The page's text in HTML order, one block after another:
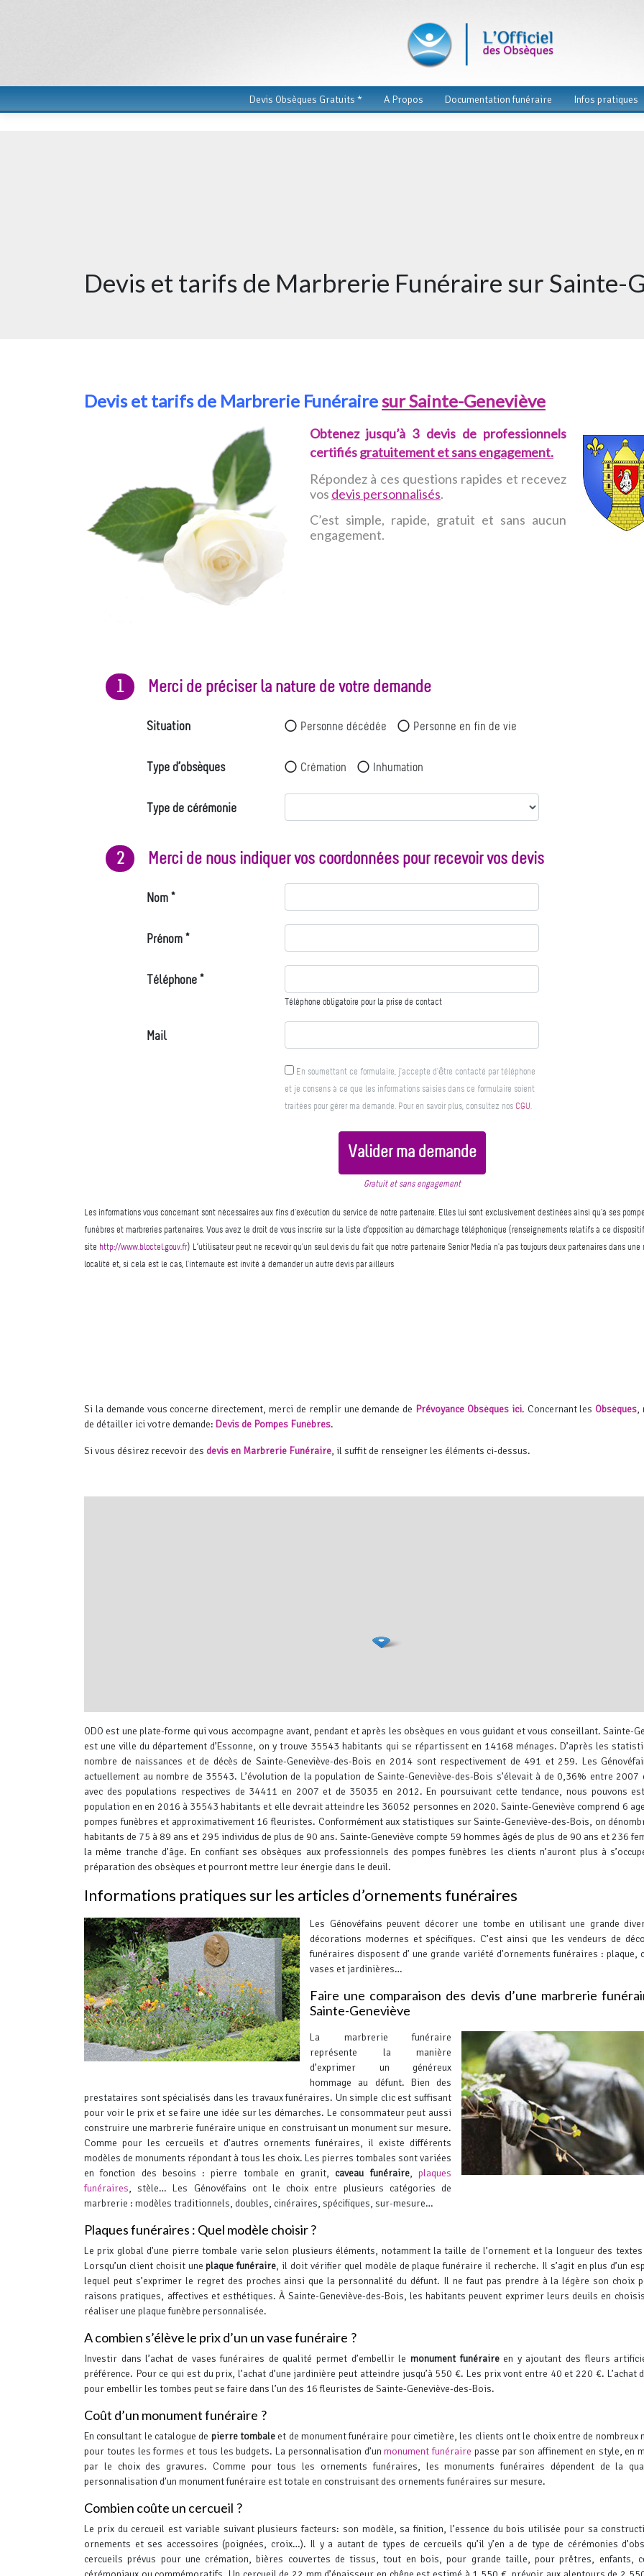
Devis Obsèques Gratuits * A Propos Documentation funéraire Infos pratiques
Devis et tarifs de Marbrerie Funéraire sur Sainte-
Devis et tarifs de Marbrerie Funérairesur Sainte-Geneviève
Obtenez jusqu’à 3 devis de professionnels
certifiésgratuitement et sans engagement.
Répondez à ces questions rapides et recevez
vos devis personnalisés.
C’est simple, rapide, gratuit et sans aucun
engagement.
Si la demande vous concerne directement, merci de remplir une demande de Prévoyance Obsèques ici. Concernant les Obsèques,
de détailler ici votre demande: Devis de Pompes Funèbres.
Si vous désirez recevoir des devis en Marbrerie Funéraire, il suffit de renseigner les éléments ci-dessus.
Leaflet OpenStreetMap
ODO est une plate-forme qui vous accompagne avant, pendant et après les obsèques en vous guidant et vous conseillant. Sainte-
est une ville du département d’Essonne, on y trouve 35543 habitants qui se répartissent en 14168 ménages. D’après les
nombre de naissances et de décès de Sainte-Geneviève-des-Bois en 2014 sont respectivement de 491 et 259. Les
actuellement au nombre de 35543. L’évolution de la population de Sainte-Geneviève-des-Bois s’élevait à de 0,36% entre 2007
avec des populations respectives de 34411 en 2007 et de 35035 en 2012. En poursuivant cette tendance, nous pouvons
population en en 2016 à 35543 habitants et elle devrait atteindre les 36052 personnes en 2020. Sainte-Geneviève comprend 6
pompes funèbres et approximativement 16 fleuristes. Conformément aux statistiques sur Sainte-Geneviève-des-Bois, on
habitants de 75 à 89 ans et 295 individus de plus de 90 ans. Sainte-Geneviève compte 59 hommes âgés de plus de 90 ans et 236
la même tranche d’âge. En confiant ses obsèques aux professionnels des pompes funèbres les clients n’auront plus à
préparation des obsèques et pourront mettre leur énergie dans le deuil.
Informations pratiques sur les articles d’ornements funéraires
Les Génovéfains peuvent décorer une tombe en utilisant une grande
décorations modernes et spécifiques. C’est ainsi que les vendeurs de
funéraires disposent d’ une grande variété d’ornements funéraires : plaque,
vases et jardinières…
Faire une comparaison des devis d’une marbrerie
Sainte-Geneviève
La marbrerie funéraire
représente la manière
d’exprimer un généreux
hommage au défunt. Bien des
prestataires sont spécialisés dans les travaux funéraires. Un simple clic est suffisant
pour voir le prix et se faire une idée sur les démarches. Le consommateur peut aussi
construire une marbrerie funéraire unique en construisant un monument sur mesure.
Comme pour les cercueils et d’autres ornements funéraires, il existe différents
modèles de monuments répondant à tous les choix. Les pierres tombales sont variées
en fonction des besoins : pierre tombale en granit, caveau funéraire,plaques
funéraires, stèle… Les Génovéfains ont le choix entre plusieurs catégories de
marbrerie : modèles traditionnels, doubles, cinéraires, spécifiques, sur-mesure…
Plaques funéraires : Quel modèle choisir ?
Le prix global d’une pierre tombale varie selon plusieurs éléments, notamment la taille de l’ornement et la longueur des textes
Lorsqu’un client choisit uneplaque funéraire, il doit vérifier quel modèle de plaque funéraire il recherche. Il s’agit en plus d’un
lequel peut s’exprimer le regret des proches ainsi que la personnalité du défunt. Il ne faut pas prendre à la légère son choix
raisons pratiques, affectives et esthétiques. À Sainte-Geneviève-des-Bois, les habitants peuvent exprimer leurs deuils en
réaliser une plaque funèbre personnalisée.
A combien s’élève le prix d’un un vase funéraire ?
Investir dans l’achat de vases funéraires de qualité permet d’embellir le monument funéraireen y ajoutant des fleurs
préférence. Pour ce qui est du prix, l’achat d’une jardinière peut atteindre jusqu’à 550 €. Les prix vont entre 40 et 220 €. L’achat
pour embellir les tombes peut se faire dans l’un des 16 fleuristes de Sainte-Geneviève-des-Bois.
Coût d’un monument funéraire ?
En consultant le catalogue de pierre tombale et de monument funéraire pour cimetière, les clients ont le choix entre de nombreux
pour toutes les formes et tous les budgets. La personnalisation d’unmonument funéraire passe par son affinement en style, en
par le choix des gravures. Comme pour tous les ornements funéraires, les monuments funéraires dépendent de la
personnalisation d’un monument funéraire est totale en construisant des ornements funéraires sur mesure.
Combien coûte un cercueil ?
Le prix du cercueil est variable suivant plusieurs facteurs: son modèle, sa finition, l’essence du bois utilisée pour sa
ornements et ses accessoires (poignées, croix…). Il y a autant de types de cercueils qu’il y’en a de type de cérémonies
cercueils prévus pour une crémation, bières couvertes de tissus, tout en bois, pour grande taille, pour prêtres, enfants,